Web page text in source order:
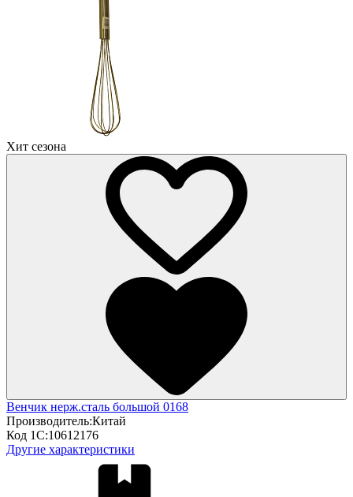
Хит сезона
Венчик нерж.сталь большой 0168
Производитель:Китай
Код 1С:10612176
Другие характеристики